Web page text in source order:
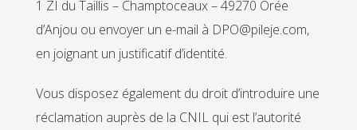
1 ZI du Taillis – Champtoceaux – 49270 Orée
d’Anjou ou envoyer un e-mail à DPO@pileje.com,
en joignant un justificatif d’identité.
Vous disposez également du droit d’introduire une
réclamation auprès de la CNIL qui est l’autorité